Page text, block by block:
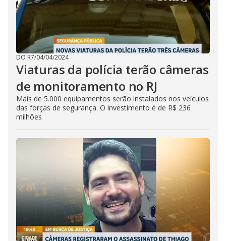
DO R7/04/04/2024
Viaturas da polícia terão câmeras
de monitoramento no RJ
Mais de 5.000 equipamentos serão instalados nos veículos
das forças de segurança. O investimento é de R$ 236
milhões